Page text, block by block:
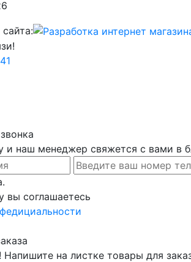
сайта:
и наш менеджер свяжется с вами в
вы соглашаетесь
на листке товары для